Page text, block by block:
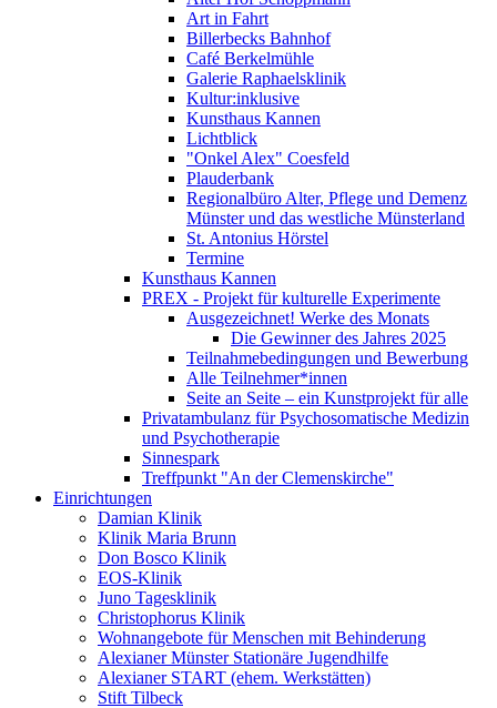
Art in Fahrt
Billerbecks Bahnhof
Café Berkelmühle
Galerie Raphaelsklinik
Kultur:inklusive
Kunsthaus Kannen
Lichtblick
"Onkel Alex" Coesfeld
Plauderbank
Regionalbüro Alter, Pflege und Demenz
Münster und das westliche Münsterland
St. Antonius Hörstel
Termine
Kunsthaus Kannen
PREX - Projekt für kulturelle Experimente
Ausgezeichnet! Werke des Monats
Die Gewinner des Jahres 2025
Teilnahmebedingungen und Bewerbung
Alle Teilnehmer*innen
Seite an Seite – ein Kunstprojekt für alle
Privatambulanz für Psychosomatische Medizin
und Psychotherapie
Sinnespark
Treffpunkt "An der Clemenskirche"
Einrichtungen
Damian Klinik
Klinik Maria Brunn
Don Bosco Klinik
EOS-Klinik
Juno Tagesklinik
Christophorus Klinik
Wohnangebote für Menschen mit Behinderung
Alexianer Münster Stationäre Jugendhilfe
Alexianer START (ehem. Werkstätten)
Stift Tilbeck